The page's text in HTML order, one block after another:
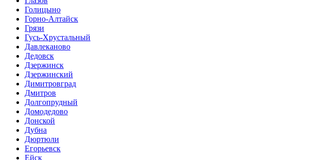
Голицыно
Горно-Алтайск
Грязи
Гусь-Хрустальный
Давлеканово
Дедовск
Дзержинск
Дзержинский
Димитровград
Дмитров
Долгопрудный
Домодедово
Донской
Дубна
Дюртюли
Егорьевск
Ейск